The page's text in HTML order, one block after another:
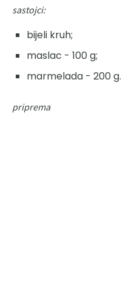
sastojci:
bijeli kruh;
maslac - 100 g;
marmelada - 200 g.
priprema